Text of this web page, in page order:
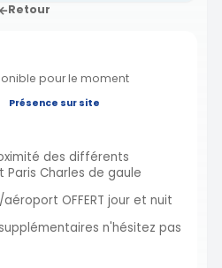
Retour
pour le moment
Présence sur site
des différents
Charles de gaule
OFFERT jour et nuit
n'hésitez pas